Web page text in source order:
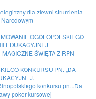
dla zlewni strumienia
OGÓLOPOLSKIEGO
EDUKACYJNEJ
ŚWIĘTA Z RPN -
KONKURSU PN. „DA
konkursu pn. „Da
pokonkursowej